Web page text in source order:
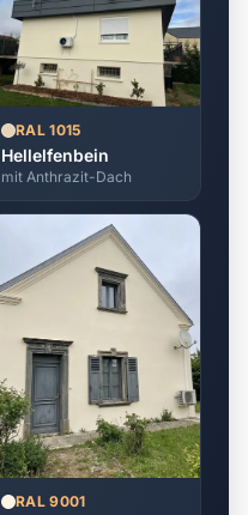
RAL 1015
Hellelfenbein
mit Anthrazit-Dach
RAL 9001